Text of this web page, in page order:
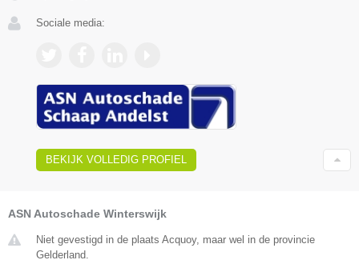
Sociale media:
BEKIJK VOLLEDIG PROFIEL
ASN Autoschade Winterswijk
Niet gevestigd in de plaats Acquoy, maar wel in de provincie
Gelderland.